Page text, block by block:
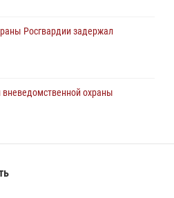
Росгвардии задержал
охраны
вещество через